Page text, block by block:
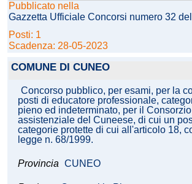
Pubblicato nella
Gazzetta Ufficiale Concorsi numero 32
Posti: 1
Scadenza: 28-05-2023
COMUNE DI CUNEO
Concorso pubblico, per esami, per la
posti di educatore professionale,
pieno ed indeterminato, per il
assistenziale del Cuneese, di cui un
categorie protette di cui all'articolo 18,
legge n. 68/1999.
Provincia CUNEO